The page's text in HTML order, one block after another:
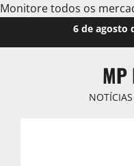
Monitore todos os
6 de agosto
MP